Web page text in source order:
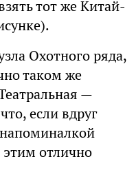
тот же Китай-
Охотного ряда,
таком же
—
если вдруг
этим отлично